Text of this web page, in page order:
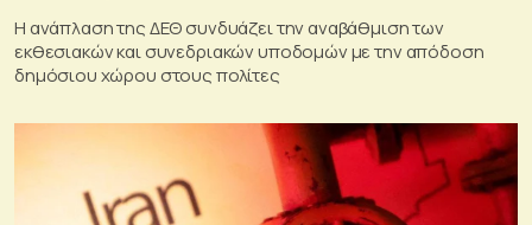
Η ανάπλαση της ΔΕΘ συνδυάζει την αναβάθμιση των
εκθεσιακών και συνεδριακών υποδομών με την απόδοση
δημόσιου χώρου στους πολίτες